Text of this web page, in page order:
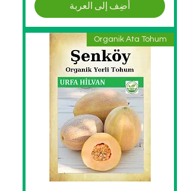
أضِف إلى العربة
Organik Ata Tohum